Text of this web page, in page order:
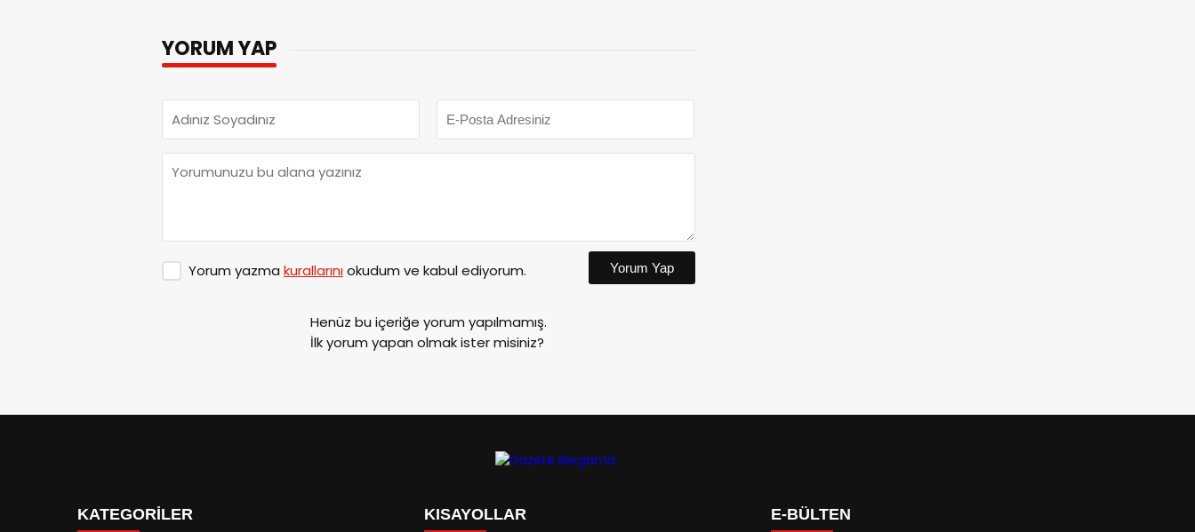
YORUM YAP
Yorum yazma kurallarınıokudum ve kabul ediyorum. Yorum Yap
Henüz bu içeriğe yorum yapılmamış.
İlk yorum yapan olmak ister misiniz?
KATEGORİLER
KISAYOLLAR
E-BÜLTEN